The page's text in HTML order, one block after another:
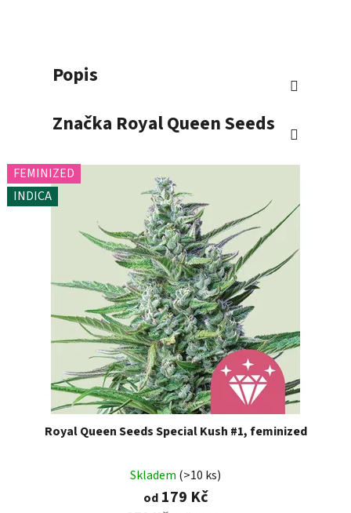
Popis
Značka Royal Queen Seeds
FEMINIZED
INDICA
Royal Queen Seeds Special Kush #1, feminized
Skladem (>10 ks)
od179 Kč